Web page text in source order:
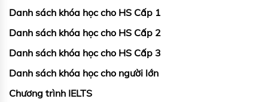
Danh sách khóa học cho HS Cấp 1
Danh sách khóa học cho HS Cấp 2
Danh sách khóa học cho HS Cấp 3
Danh sách khóa học cho người lớn
Chương trình IELTS